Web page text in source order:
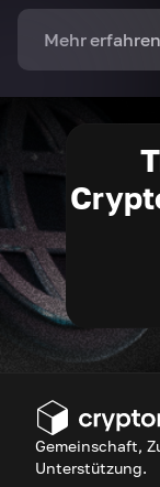
Mehr erfahren
Gemeinschaft,
Unterstützung.